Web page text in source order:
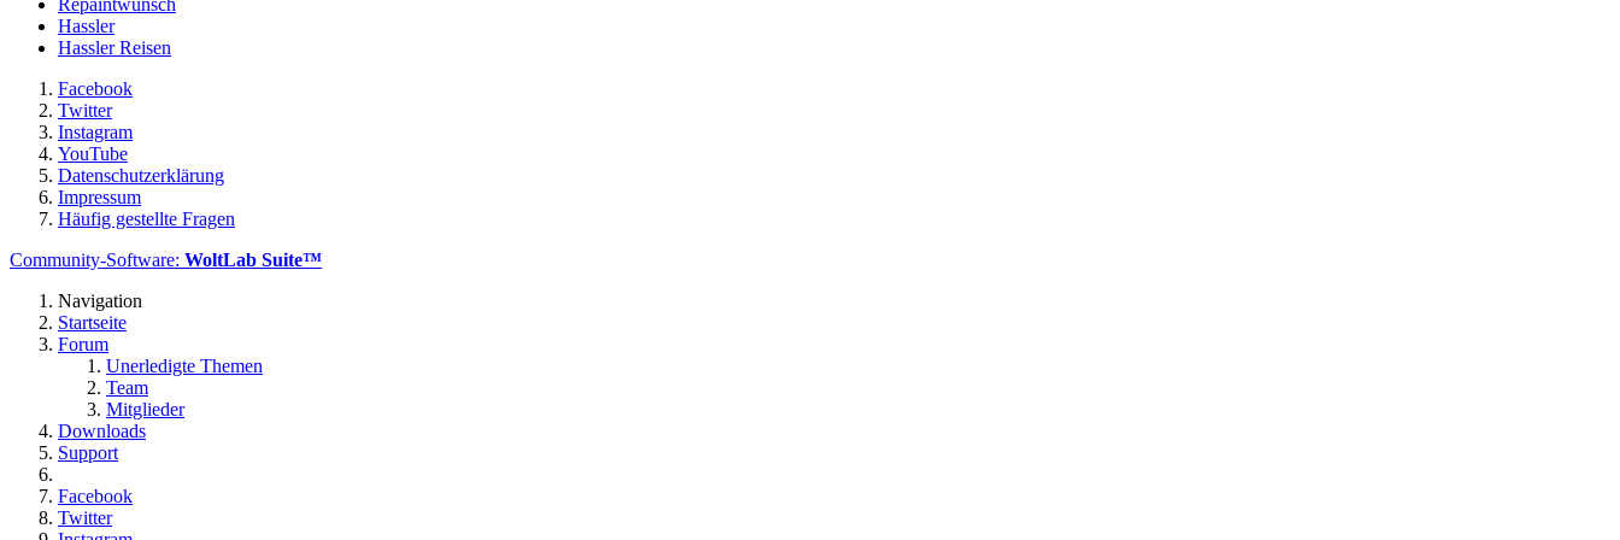
Repaintwunsch
Hassler
Hassler Reisen
Facebook
Twitter
Instagram
YouTube
Datenschutzerklärung
Impressum
Häufig gestellte Fragen
Community-Software: WoltLab Suite™
Navigation
Startseite
Forum
Unerledigte Themen
Team
Mitglieder
Downloads
Support
Facebook
Twitter